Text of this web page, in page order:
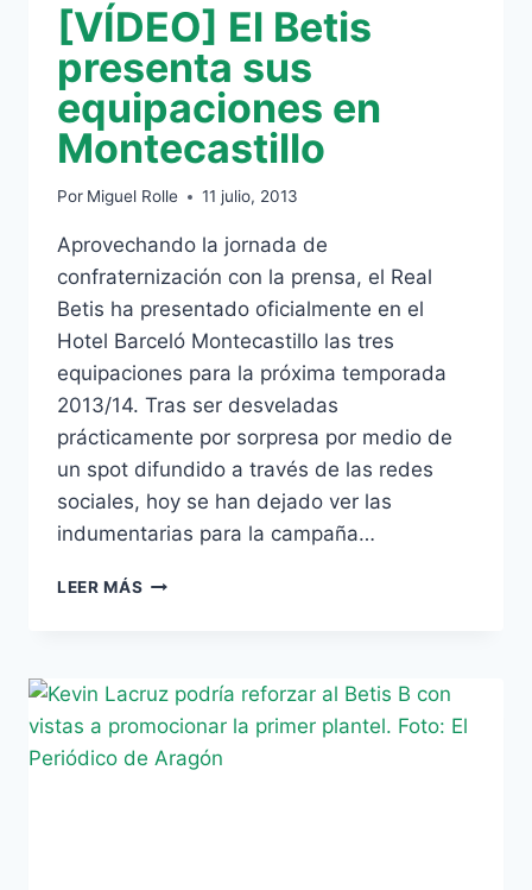
[VÍDEO] El Betis
presenta sus
equipaciones en
Montecastillo
Por Miguel Rolle 11 julio, 2013
Aprovechando la jornada de
confraternización con la prensa, el Real
Betis ha presentado oficialmente en el
Hotel Barceló Montecastillo las tres
equipaciones para la próxima temporada
2013/14. Tras ser desveladas
prácticamente por sorpresa por medio de
un spot difundido a través de las redes
sociales, hoy se han dejado ver las
indumentarias para la campaña…
LEER MÁS [VÍDEO]
EQUIPACIONES
EN
MONTECASTILLO